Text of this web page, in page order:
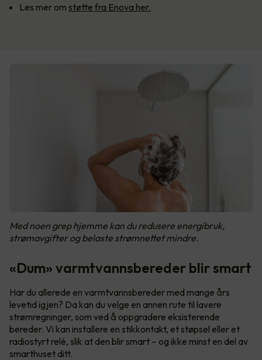
Les mer om støtte fra Enova her.
Med noen grep hjemme kan du redusere energibruk,
strømavgifter og belaste strømnettet mindre.
«Dum» varmtvannsbereder blir smart
Har du allerede en varmtvannsbereder med mange års
levetid igjen? Da kan du velge en annen rute til lavere
strømregninger, som ved å oppgradere eksisterende
bereder. Vi kan installere en stikkontakt, et støpsel eller et
radiostyrt relé, slik at den blir smart – og ikke minst en del av
smarthuset ditt.